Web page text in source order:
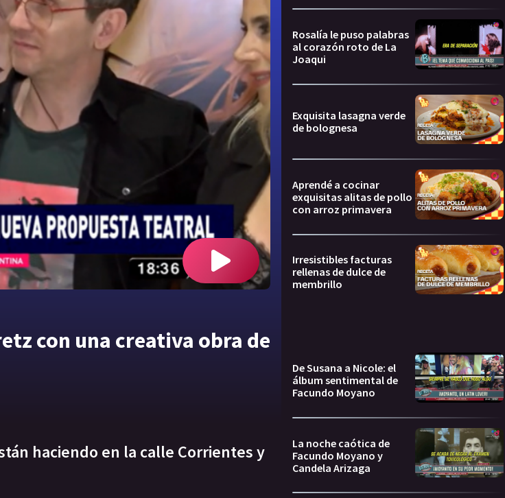
con una creativa obra de
haciendo en la calle Corrientes y
Rosalía le puso palabras
al corazón roto de La
Joaqui
Exquisita lasagna verde
de bolognesa
Aprendé a cocinar
exquisitas alitas de pollo
con arroz primavera
Irresistibles facturas
rellenas de dulce de
membrillo
De Susana a Nicole: el
álbum sentimental de
Facundo Moyano
La noche caótica de
Facundo Moyano y
Candela Arizaga